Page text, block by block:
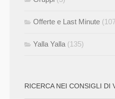
Offerte e Last Minute
Yalla Yalla (135)
RICERCA NEI CONSIGLI DI